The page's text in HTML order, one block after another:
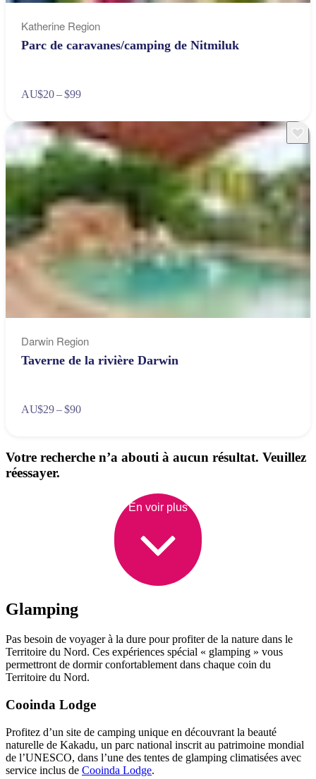
Katherine Region
Parc de caravanes/camping de Nitmiluk
AU$20 – $99
Darwin Region
Taverne de la rivière Darwin
AU$29 – $90
Votre recherche n’a abouti à aucun résultat. Veuillez
réessayer.
En voir plus
Glamping
Pas besoin de voyager à la dure pour profiter de la nature dans le
Territoire du Nord. Ces expériences spécial « glamping » vous
permettront de dormir confortablement dans chaque coin du
Territoire du Nord.
Cooinda Lodge
Profitez d’un site de camping unique en découvrant la beauté
naturelle de Kakadu, un parc national inscrit au patrimoine mondial
de l’UNESCO, dans l’une des tentes de glamping climatisées avec
service inclus de Cooinda Lodge.